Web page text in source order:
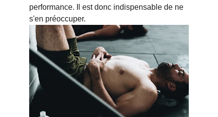
performance. Il est donc indispensable de ne
s'en préoccuper.